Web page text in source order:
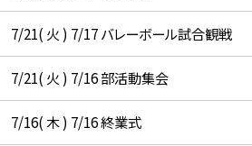
7/21( 火 ) 7/17 バレーボール試合観戦
7/21( 火 ) 7/16 部活動集会
7/16( 木 ) 7/16 終業式